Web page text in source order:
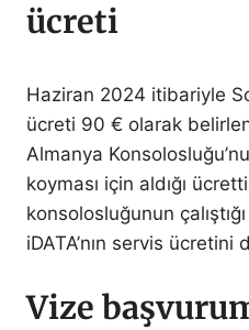
ücreti
Haziran 2024 itibariyle
ücreti 90 € olarak
Almanya
koyması için aldığı
konsolosluğunun
iDATA’nın servis ücretini
Vize